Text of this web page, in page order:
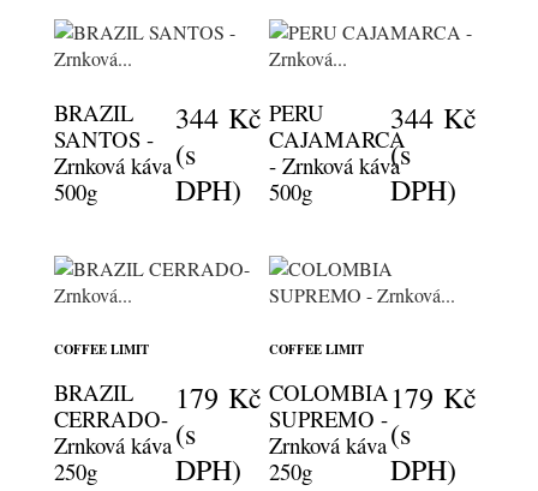
BRAZIL
SANTOS -
Zrnková káva
500g
344 Kč
(s
DPH)
PERU
CAJAMARCA
- Zrnková káva
500g
344 Kč
(s
DPH)
COFFEE LIMIT
BRAZIL
CERRADO-
Zrnková káva
250g
179 Kč
(s
DPH)
COFFEE LIMIT
COLOMBIA
SUPREMO -
Zrnková káva
250g
179 Kč
(s
DPH)